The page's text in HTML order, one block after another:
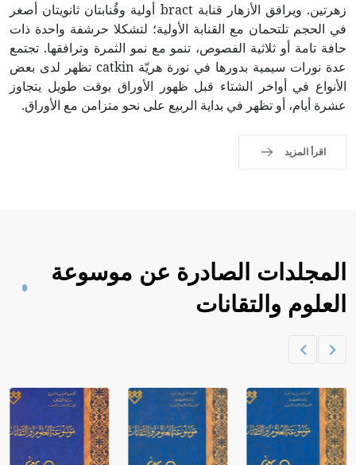
زهرتين. ويرافق الأزهار قنابة bract أولية وقُنابتان ثانويتان أصغر
في الحجم تلتحمان مع القنابة الأولية؛ لتشكلا حرشفة واحدة ذات
حافة تامة أو ثلاثية الفصوص، تنمو مع نمو الثمرة وترافقها. تجتمع
عدة نورات سيمية بدورها في نورة هريّة catkin تظهر لدى بعض
الأنواع في أواخر الشتاء قبل ظهور الأوراق بوقت طويل يتجاوز
عشرة أيام، أو تظهر في بداية الربيع على نحو متزامن مع الأوراق.
اقرأ المزيد
المجلدات الصادرة عن موسوعة
العلوم والتقانات